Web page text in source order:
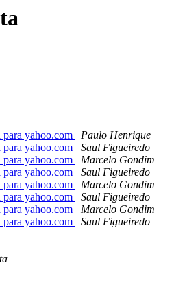
yahoo.com
Paulo Henrique
yahoo.com
Saul Figueiredo
yahoo.com
Marcelo Gondim
yahoo.com
Saul Figueiredo
yahoo.com
Marcelo Gondim
yahoo.com
Saul Figueiredo
yahoo.com
Marcelo Gondim
yahoo.com
Saul Figueiredo